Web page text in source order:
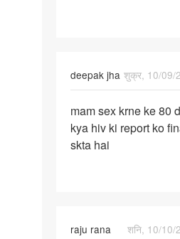
deepak jha शुक्र, 10/09/
mam
sex
krne
mam sex krne ke 80
kya hiv ki report ko
skta hai
raju rana
शनि, 10/